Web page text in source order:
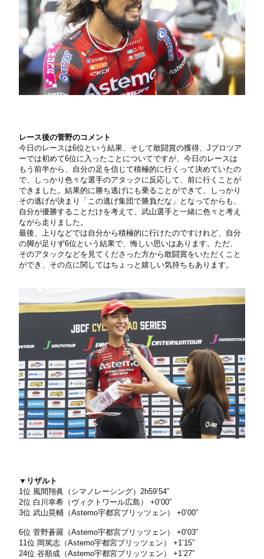
レース後の菅野のコメント
今日のレースは6位という結果、そして敢闘賞の獲得、Jプロツア
ーでは初めて6位に入ったことについてですが、今日のレースは
もう前半から、自分の足を信じて積極的に行くって決めていたの
で、しっかり色々な選手のアタックに反応して、前に行くことが
できました。結果的に勝ち逃げにも乗ることができて、しっかり
その逃げが決まり「この逃げ集団で勝負だな」となってからも、
自分が優勝することだけを考えて、武山選手と一緒に色々と考え
ながら走りました。
最後、上りなどでは自分から積極的に行けたのですけれど、自分
の脚が足りず6位という結果で、悔しい思いはあります。ただ、
そのアタックなどを見てくださった方から敢闘賞をいただくこと
ができ、その点に関してはちょっと嬉しい気持ちもあります。
▼リザルト
1位 風間翔眞（シマノレーシング）2h59’54”
2位 白川幸希（ヴィクトワール広島） +0’00”
3位 武山晃輔（Astemo宇都宮ブリッツェン） +0’00”
6位 菅野蒼羅（Astemo宇都宮ブリッツェン） +0’03”
11位 岡篤志（Astemo宇都宮ブリッツェン） +1’15”
24位 谷順成（Astemo宇都宮ブリッツェン） +1’27”